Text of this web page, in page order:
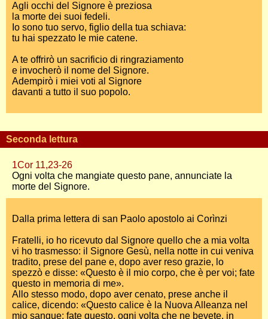
Agli occhi del Signore è preziosa
la morte dei suoi fedeli.
Io sono tuo servo, figlio della tua schiava:
tu hai spezzato le mie catene.
A te offrirò un sacrificio di ringraziamento
e invocherò il nome del Signore.
Adempirò i miei voti al Signore
davanti a tutto il suo popolo.
Seconda lettura
1Cor 11,23-26
Ogni volta che mangiate questo pane, annunciate la
morte del Signore.
Dalla prima lettera di san Paolo apostolo ai Corìnzi
Fratelli, io ho ricevuto dal Signore quello che a mia volta
vi ho trasmesso: il Signore Gesù, nella notte in cui veniva
tradito, prese del pane e, dopo aver reso grazie, lo
spezzò e disse: «Questo è il mio corpo, che è per voi; fate
questo in memoria di me».
Allo stesso modo, dopo aver cenato, prese anche il
calice, dicendo: «Questo calice è la Nuova Alleanza nel
mio sangue; fate questo, ogni volta che ne bevete, in